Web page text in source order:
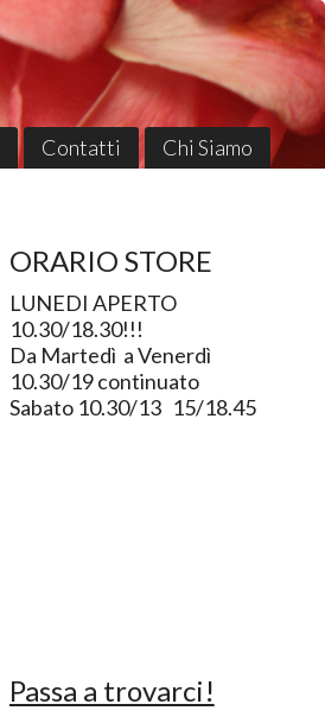
Contatti Chi Siamo
ORARIO STORE
LUNEDI APERTO
10.30/18.30!!!
Da Martedì a Venerdì
10.30/19 continuato
Sabato 10.30/13 15/18.45
Passa a trovarci!